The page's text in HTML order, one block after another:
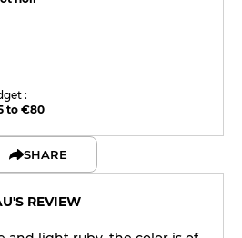
:
to €80
SHARE
REVIEW